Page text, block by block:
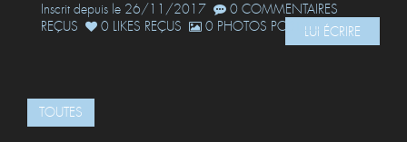
Inscrit depuis le 26/11/2017
0 COMMENTAIRES
REÇUS
0 LIKES REÇUS 0 PHOTOS POSTÉESLUI ÉCRIRE
TOUTES